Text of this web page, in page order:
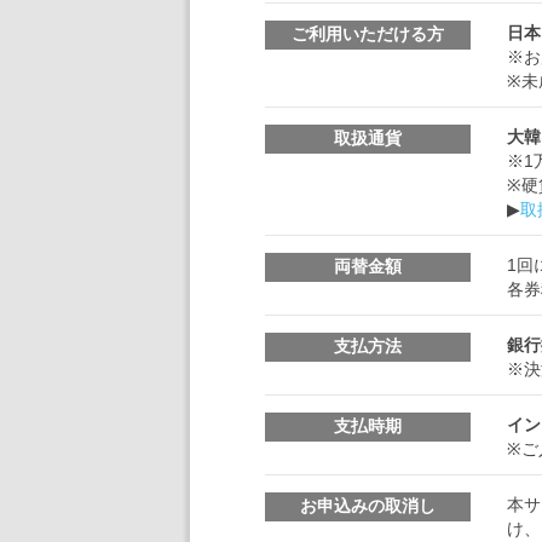
ご利用いただける方
日
※お
※未
取扱通貨
大
※1
※硬
▶取
両替金額
1回
各
支払方法
銀
※決
支払時期
イ
※ご
お申込みの取消し
本
け